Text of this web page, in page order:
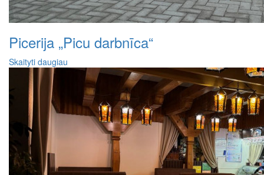
Picerija „Picu darbnīca“
Skaityti daugiau